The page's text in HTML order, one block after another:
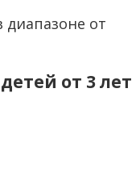
от
от 3 лет